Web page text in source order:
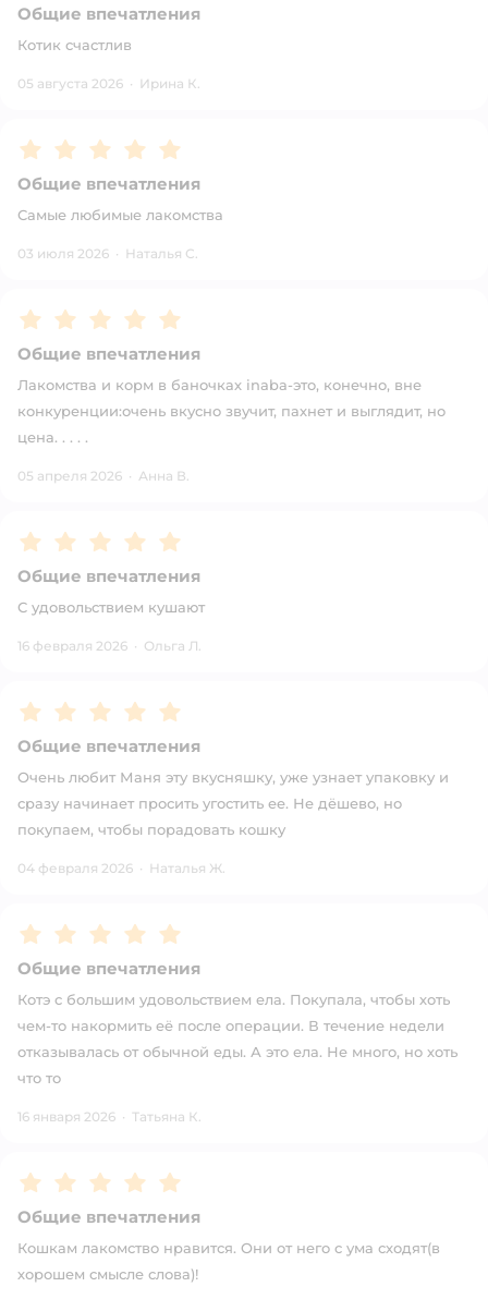
Общие впечатления
Котик счастлив
05 августа 2026 · Ирина К.
Рейтинг:5
Общие впечатления
Самые любимые лакомства
03 июля 2026 · Наталья С.
Рейтинг:5
Общие впечатления
Лакомства и корм в баночках inaba-это, конечно, вне
конкуренции:очень вкусно звучит, пахнет и выглядит, но
цена. . . . .
05 апреля 2026 · Анна В.
Рейтинг:5
Общие впечатления
С удовольствием кушают
16 февраля 2026 · Ольга Л.
Рейтинг:5
Общие впечатления
Очень любит Маня эту вкусняшку, уже узнает упаковку и
сразу начинает просить угостить ее. Не дёшево, но
покупаем, чтобы порадовать кошку
04 февраля 2026 · Наталья Ж.
Рейтинг:5
Общие впечатления
Котэ с большим удовольствием ела. Покупала, чтобы хоть
чем-то накормить её после операции. В течение недели
отказывалась от обычной еды. А это ела. Не много, но хоть
что то
16 января 2026 · Татьяна К.
Рейтинг:5
Общие впечатления
Кошкам лакомство нравится. Они от него с ума сходят(в
хорошем смысле слова)!